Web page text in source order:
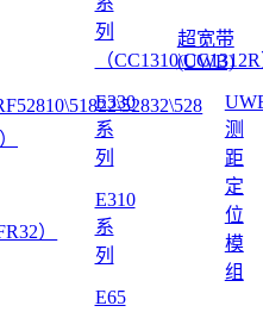
）
列
（
E330
系
列
E310
系
列
E65
超宽带
(UWB)
测
距
定
位
模
组